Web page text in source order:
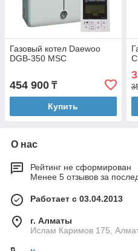
Газовый котел Daewoo
DGB-350 MSC
454 900 ₸
Купить
О нас
Рейтинг не сформирован
Менее 5 отзывов за
Работает с 03.04.2013
г. Алматы
Ислам Каримов 175,